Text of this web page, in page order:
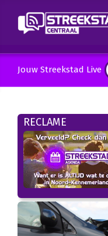
Jouw Streekstad Live
RECLAME